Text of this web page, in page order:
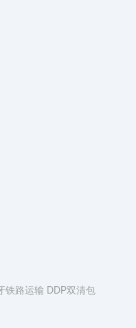
铁路运输 DDP双清包